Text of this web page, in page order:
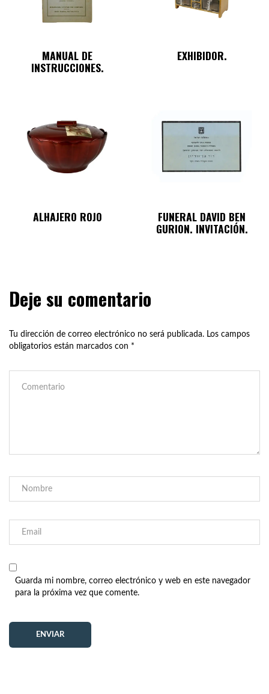
MANUAL DE
INSTRUCCIONES.
EXHIBIDOR.
ALHAJERO ROJO FUNERAL DAVID BEN
GURION. INVITACIÓN.
Deje su comentario
Tu dirección de correo electrónico no será publicada. Los campos
obligatorios están marcados con *
Guarda mi nombre, correo electrónico y web en este navegador
para la próxima vez que comente.